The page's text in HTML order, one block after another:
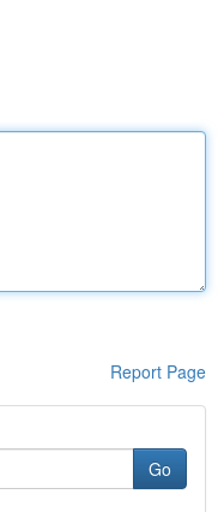
Report Page
Go